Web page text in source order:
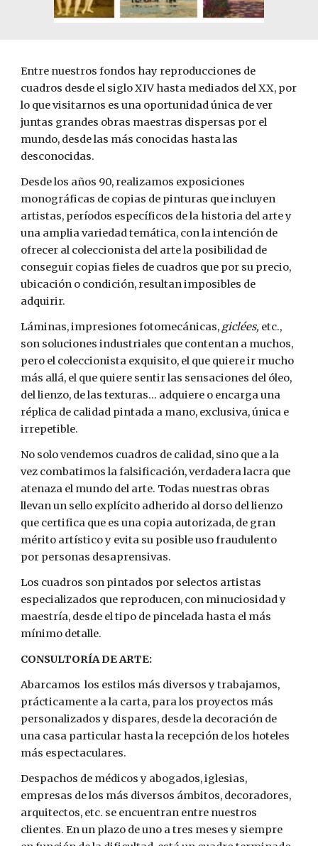
Entre nuestros fondos hay reproducciones de
cuadros desde el siglo XIV hasta mediados del XX, por
lo que visitarnos es una oportunidad única de ver
juntas grandes obras maestras dispersas por el
mundo, desde las más conocidas hasta las
desconocidas.
Desde los años 90, realizamos exposiciones
monográficas de copias de pinturas que incluyen
artistas, períodos específicos de la historia del arte y
una amplia variedad temática, con la intención de
ofrecer al coleccionista del arte la posibilidad de
conseguir copias fieles de cuadros que por su precio,
ubicación o condición, resultan imposibles de
adquirir.
Láminas, impresiones fotomecánicas, giclées, etc.,
son soluciones industriales que contentan a muchos,
pero el coleccionista exquisito, el que quiere ir mucho
más allá, el que quiere sentir las sensaciones del óleo,
del lienzo, de las texturas... adquiere o encarga una
réplica de calidad pintada a mano, exclusiva, única e
irrepetible.
No solo vendemos cuadros de calidad, sino que a la
vez combatimos la falsificación, verdadera lacra que
atenaza el mundo del arte. Todas nuestras obras
llevan un sello explícito adherido al dorso del lienzo
que certifica que es una copia autorizada, de gran
mérito artístico y evita su posible uso fraudulento
por personas desaprensivas.
Los cuadros son pintados por selectos artistas
especializados que reproducen, con minuciosidad y
maestría, desde el tipo de pincelada hasta el más
mínimo detalle.
CONSULTORÍA DE ARTE:
Abarcamos los estilos más diversos y trabajamos,
prácticamente a la carta, para los proyectos más
personalizados y dispares, desde la decoración de
una casa particular hasta la recepción de los hoteles
más espectaculares.
Despachos de médicos y abogados, iglesias,
empresas de los más diversos ámbitos, decoradores,
arquitectos, etc. se encuentran entre nuestros
clientes. En un plazo de uno a tres meses y siempre